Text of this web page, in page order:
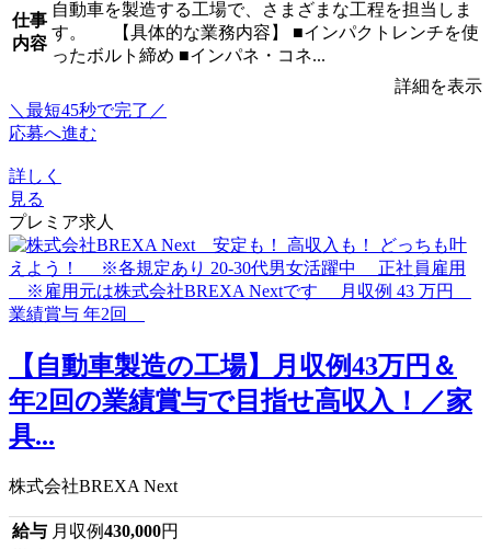
仕事
内容
自動車を製造する工場で、さまざまな工程を担当しま
す。 【具体的な業務内容】 ■インパクトレンチを使
ったボルト締め ■インパネ・コネ...
詳細を表示
＼最短45秒で完了／
応募へ進む
詳しく
見る
プレミア求人
【自動車製造の工場】月収例43万円＆
年2回の業績賞与で目指せ高収入！／家
具...
株式会社BREXA Next
給与 月収例430,000円